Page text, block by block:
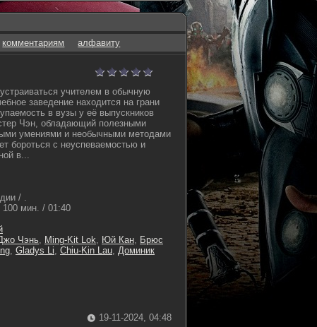
комментариям алфавиту
учителем в обычную
заведение находится на грани
в вузы у её выпускников
Чэн, обладающий полезными
умениями и необычными методами
бороться с неуспеваемостью и
в...
/ .
100 мин. / 01:40
Чэнь, Ming-Kit Lok, Юй Кан, Брюс
, Gladys Li, Chiu-Kin Lau, Доминик
19-11-2024, 04:48